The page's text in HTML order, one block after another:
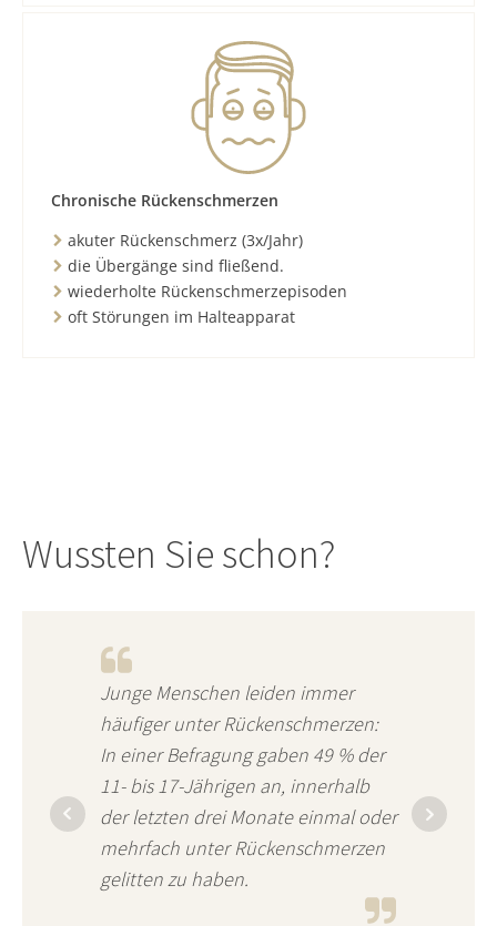
Chronische Rückenschmerzen
akuter Rückenschmerz (3x/Jahr)
die Übergänge sind fließend.
wiederholte Rückenschmerzepisoden
oft Störungen im Halteapparat
Wussten Sie schon?
Junge Menschen leiden immer
häufiger unter Rückenschmerzen:
In einer Befragung gaben 49 % der
11- bis 17-Jährigen an, innerhalb
der letzten drei Monate einmal oder
mehrfach unter Rückenschmerzen
gelitten zu haben.